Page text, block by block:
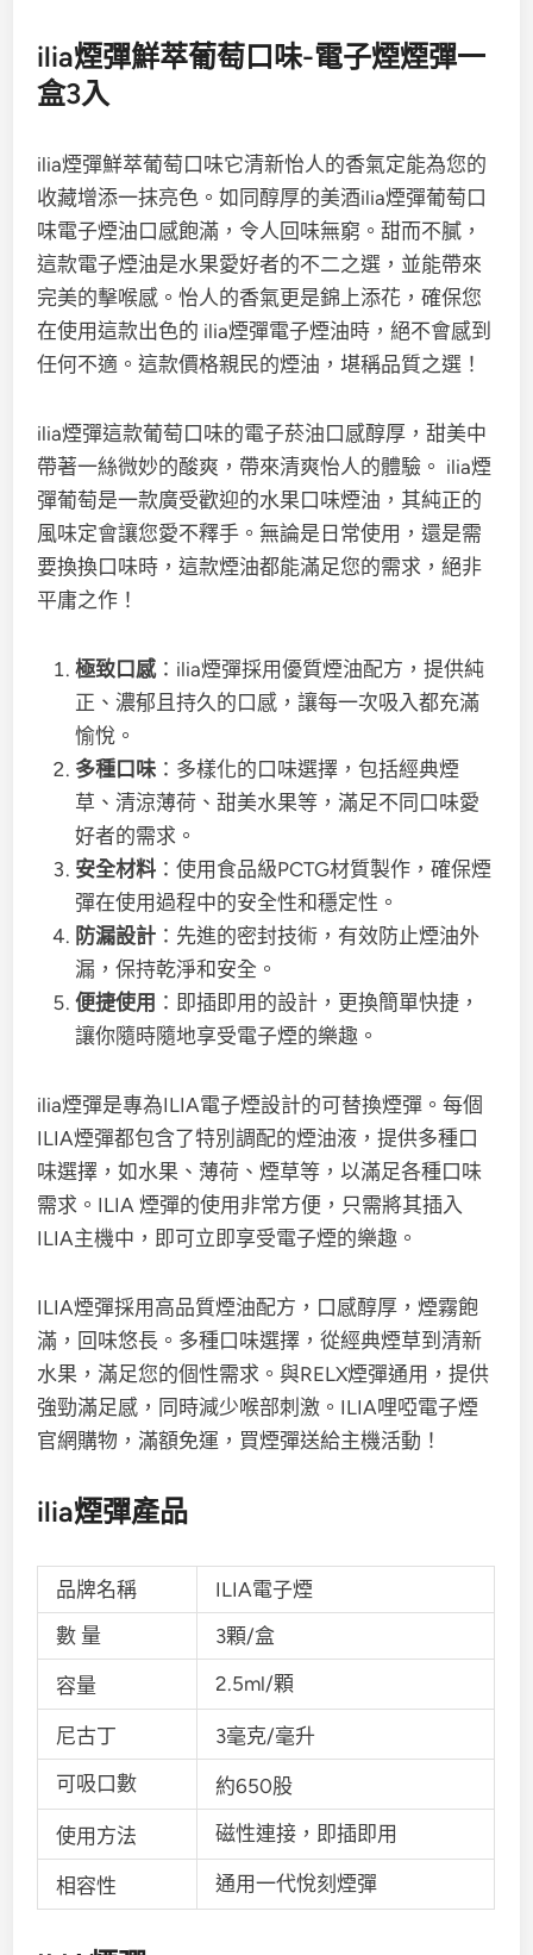
ilia煙彈鮮萃葡萄口味-電子煙煙彈一
盒3入
ilia煙彈鮮萃葡萄口味它清新怡人的香氣定能為您的
收藏增添一抹亮色。如同醇厚的美酒ilia煙彈葡萄口
味電子煙油口感飽滿，令人回味無窮。甜而不膩，
這款電子煙油是水果愛好者的不二之選，並能帶來
完美的擊喉感。怡人的香氣更是錦上添花，確保您
在使用這款出色的 ilia煙彈電子煙油時，絕不會感到
任何不適。這款價格親民的煙油，堪稱品質之選！
ilia煙彈這款葡萄口味的電子菸油口感醇厚，甜美中
帶著一絲微妙的酸爽，帶來清爽怡人的體驗。 ilia煙
彈葡萄是一款廣受歡迎的水果口味煙油，其純正的
風味定會讓您愛不釋手。無論是日常使用，還是需
要換換口味時，這款煙油都能滿足您的需求，絕非
平庸之作！
極致口感：ilia煙彈採用優質煙油配方，提供純
正、濃郁且持久的口感，讓每一次吸入都充滿
愉悅。
多種口味 ：多樣化的口味選擇，包括經典煙
草、清涼薄荷、甜美水果等，滿足不同口味愛
好者的需求。
安全材料 ：使用食品級PCTG材質製作，確保煙
彈在使用過程中的安全性和穩定性。
防漏設計 ：先進的密封技術，有效防止煙油外
漏，保持乾淨和安全。
便捷使用 ：即插即用的設計，更換簡單快捷，
讓你隨時隨地享受電子煙的樂趣。
ilia煙彈是專為ILIA電子煙設計的可替換煙彈。每個
ILIA煙彈都包含了特別調配的煙油液，提供多種口
味選擇，如水果、薄荷、煙草等，以滿足各種口味
需求。ILIA 煙彈的使用非常方便，只需將其插入
ILIA主機中，即可立即享受電子煙的樂趣。
ILIA煙彈採用高品質煙油配方，口感醇厚，煙霧飽
滿，回味悠長。多種口味選擇，從經典煙草到清新
水果，滿足您的個性需求。與RELX煙彈通用，提供
強勁滿足感，同時減少喉部刺激。ILIA哩啞電子煙
官網購物，滿額免運，買煙彈送給主機活動！
ilia煙彈產品
品牌名稱
ILIA電子煙
數 量
3顆/盒
容量 2.5ml/顆
尼古丁 3毫克/毫升
可吸口數 約650股
使用方法 磁性連接，即插即用
相容性 通用一代悅刻煙彈